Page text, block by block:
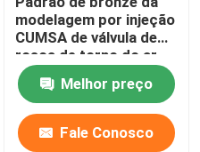
modelagem por injeção
CUMSA de válvula de
rosca de torno do ar
do respiradouro do gás
SUS420Melhor preço
Fale Conosco